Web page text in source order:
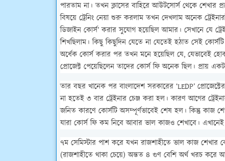
পারতাম না। তখন ক্লাসের বাহিরে আউটসোর্স থেকে শেখার
বিষয়ে ট্রেনিং নেয়া শুরু করলাম তখন দেখলাম অনেক
ডিজাইন কোর্স’ করার সুযোগ হয়েছিল আমার। সেখানে যে
শিখছিলাম। কিছু কিছুদিন যেতে না যেতেই হঠাত সেই
অর্ধেক কোর্স করার পর তখন মনে হয়েছিল যে, যেভাবেই
প্রোজেক্ট পেয়েছিলেন তাদের কোর্স ফি অনেক ছিল। প্রায়
তার বছর খানেক পর বাংলাদেশ সরকারের ‘LEDP’
না হতেই ৩ বার ট্রেইনার চেঞ্জ করা হল। কারণ আগের
জনিত কারণে কোর্সটি অসম্পূর্ণভাবেই শেষ হল। কিন্তু কাজ
যারা কোর্স ফি কম নিবে আবার ভাল কাজও শেখাবে।
৭ম সেমিস্টার পাশ করে যখন রাজশাহীতে ভাল কাজ শেখার
(রাজশাহীতে থাকা চেয়ে) অন্তত ৪ গুণ বেশি অর্থ খরচ করে